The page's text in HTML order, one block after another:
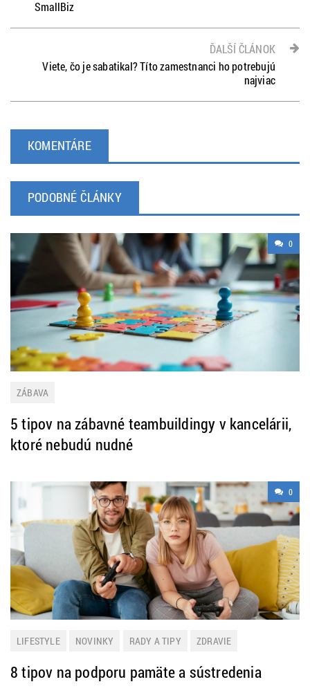
SmallBiz
ĎALŠÍ ČLÁNOK
Viete, čo je sabatikal? Títo zamestnanci ho potrebujú
najviac
KOMENTÁRE
PODOBNÉ ČLÁNKY
0
ZÁBAVA
5 tipov na zábavné teambuildingy v kancelárii,
ktoré nebudú nudné
0
LIFESTYLE NOVINKY RADY A TIPY ZDRAVIE
8 tipov na podporu pamäte a sústredenia